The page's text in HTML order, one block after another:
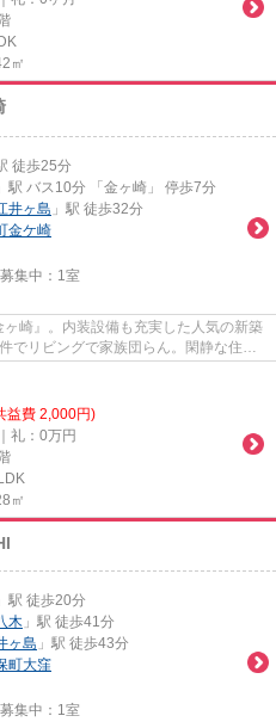
㎡
徒歩25分
」駅 バス10分 「金ヶ崎」 停歩7分
井ヶ島 」駅 徒歩32分
金ケ崎
集中： 1室
崎』。内装設備も充実した人気の新築
でリビングで家族団らん。閑静な住宅
益費 2,000円)
礼：0万円
㎡
」駅 徒歩20分
木 」駅 徒歩41分
ヶ島 」駅 徒歩43分
町大窪
集中： 1室